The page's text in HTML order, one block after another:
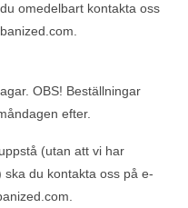
omedelbart kontakta oss
.
OBS! Beställningar
efter.
(utan att vi har
du kontakta oss på e-
.